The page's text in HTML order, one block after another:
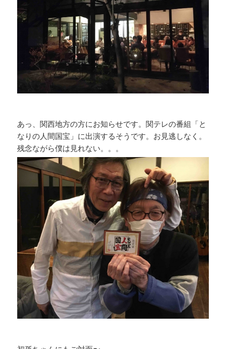
あっ、関西地方の方にお知らせです。関テレの番組「と
なりの人間国宝」に出演するそうです。お見逃しなく。
残念ながら僕は見れない。。。